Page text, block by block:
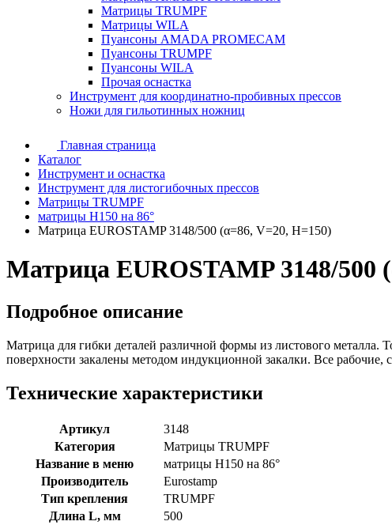
Матрицы TRUMPF
Матрицы WILA
Пуансоны AMADA PROMECAM
Пуансоны TRUMPF
Пуансоны WILA
Прочая оснастка
Инструмент для координатно-пробивных прессов
Ножи для гильотинных ножниц
Главная страница
Каталог
Инструмент и оснастка
Инструмент для листогибочных прессов
Матрицы TRUMPF
матрицы H150 на 86°
Матрица EUROSTAMP 3148/500 (α=86, V=20, H=150)
Матрица EUROSTAMP 3148/500
Подробное описание
Матрица для гибки деталей различной формы из листового металла.
поверхности закалены методом индукционной закалки. Все
Технические характеристики
Артикул
3148
Категория
Матрицы TRUMPF
Название в меню
матрицы H150 на 86°
Производитель
Eurostamp
Тип крепления
TRUMPF
Длина L, мм
500